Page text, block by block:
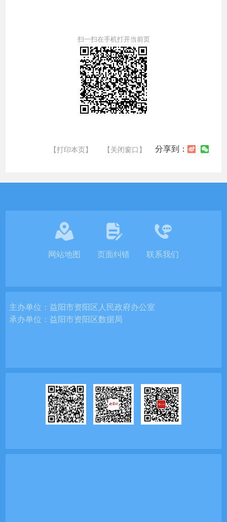
扫一扫在手机打开当前页
【打印本页】 【关闭窗口】 分享到：
网站地图 页面纠错 联系我们
主办单位：益阳市资阳区人民政府办公室
承办单位：益阳市资阳区数据局